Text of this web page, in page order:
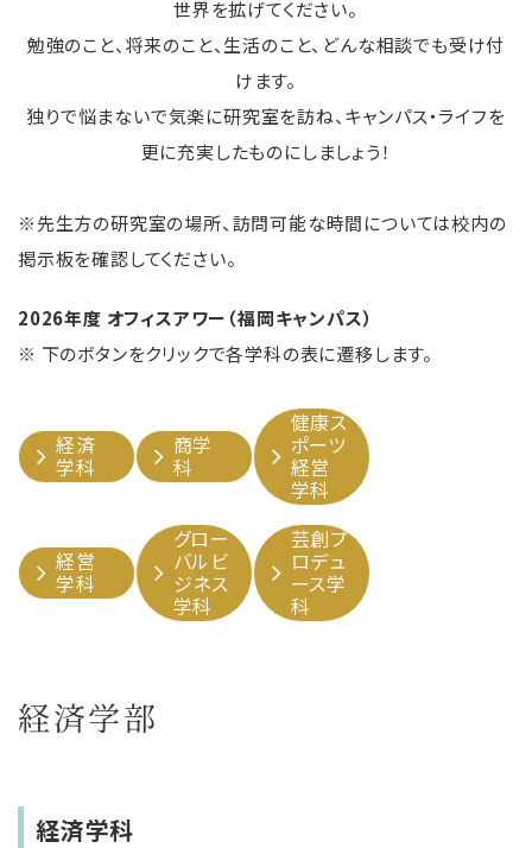
世界を拡げてください。
勉強のこと、将来のこと、生活のこと、どんな相談でも受け付
けます。
独りで悩まないで気楽に研究室を訪ね、キャンパス・ライフを
更に充実したものにしましょう！
※先生方の研究室の場所、訪問可能な時間については校内の
掲示板を確認してください。
2026年度 オフィスアワー（福岡キャンパス）
※ 下のボタンをクリックで各学科の表に遷移します。
経済
学科
商学
科
健康ス
ポーツ
経営
学科
経営
学科
グロー
バルビ
ジネス
学科
芸創プ
ロデュ
ース学
科
経済学部
経済学科